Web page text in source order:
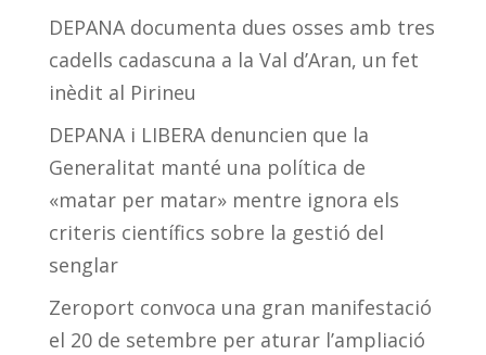
DEPANA documenta dues osses amb tres
cadells cadascuna a la Val d’Aran, un fet
inèdit al Pirineu
DEPANA i LIBERA denuncien que la
Generalitat manté una política de
«matar per matar» mentre ignora els
criteris científics sobre la gestió del
senglar
Zeroport convoca una gran manifestació
el 20 de setembre per aturar l’ampliació